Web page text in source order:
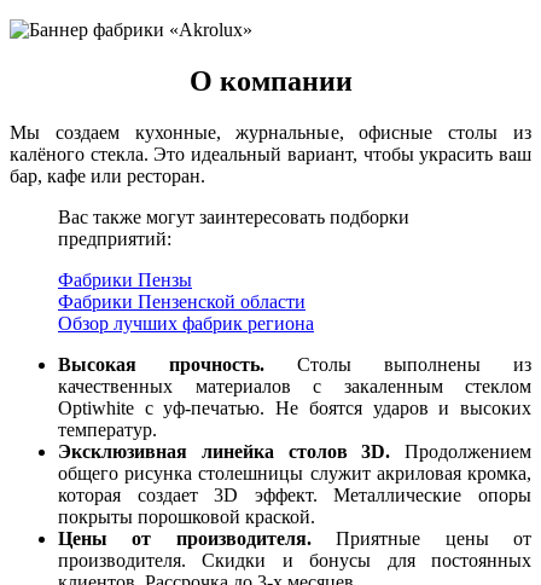
О компании
Мы создаем кухонные, журнальные, офисные столы из
калёного стекла. Это идеальный вариант, чтобы украсить ваш
бар, кафе или ресторан.
Вас также могут заинтересовать подборки
предприятий:
Фабрики Пензы
Фабрики Пензенской области
Обзор лучших фабрик региона
Высокая прочность. Столы выполнены из
качественных материалов с закаленным стеклом
Optiwhite с уф-печатью. Не боятся ударов и высоких
температур.
Эксклюзивная линейка столов 3D. Продолжением
общего рисунка столешницы служит акриловая кромка,
которая создает 3D эффект. Металлические опоры
покрыты порошковой краской.
Цены от производителя.Приятные цены от
производителя. Скидки и бонусы для постоянных